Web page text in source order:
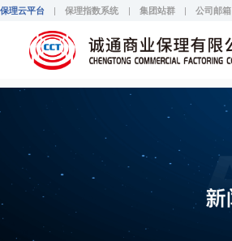
诚通保理
保理云平台 | 保理指数系统 | 集团站群 | 公司邮箱